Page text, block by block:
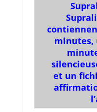
minutes,
et un